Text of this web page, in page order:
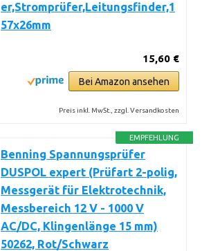
er,Stromprüfer,Leitungsfinder,1
57x26mm
15,60 €
Bei Amazon ansehen
Preis inkl. MwSt., zzgl. Versandkosten
EMPFEHLUNG
Benning Spannungsprüfer
DUSPOL expert (Prüfart 2-polig,
Messgerät für Elektrotechnik,
Messbereich 12 V - 1000 V
AC/DC, Klingenlänge 15 mm)
50262, Rot/Schwarz